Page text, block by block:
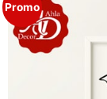
Promo